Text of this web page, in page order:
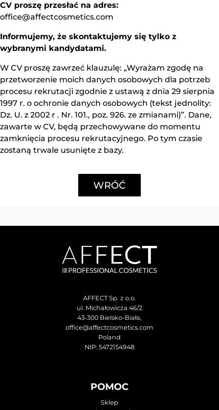
CV proszę przesłać na adres:
office@affectcosmetics.com
Informujemy, że skontaktujemy się tylko z
wybranymi kandydatami.
W CV proszę zawrzeć klauzulę: „Wyrażam zgodę na
przetworzenie moich danych osobowych dla potrzeb
procesu rekrutacji zgodnie z ustawą z dnia 29 sierpnia
1997 r. o ochronie danych osobowych (tekst jednolity:
Dz. U. z 2002 r . Nr. 101., poz. 926. ze zmianami)”. Dane,
zawarte w CV, będą przechowywane do momentu
zamknięcia procesu rekrutacyjnego. Po tym czasie
zostaną trwale usunięte z bazy.
WRÓĆ
AFFECT Sp. z o.o.
ul. Michałowicza 46/2
43-300 Bielsko-Biała,
office@affectcosmetics.com
Poland
NIP: 5472154948
POMOC
Sklep